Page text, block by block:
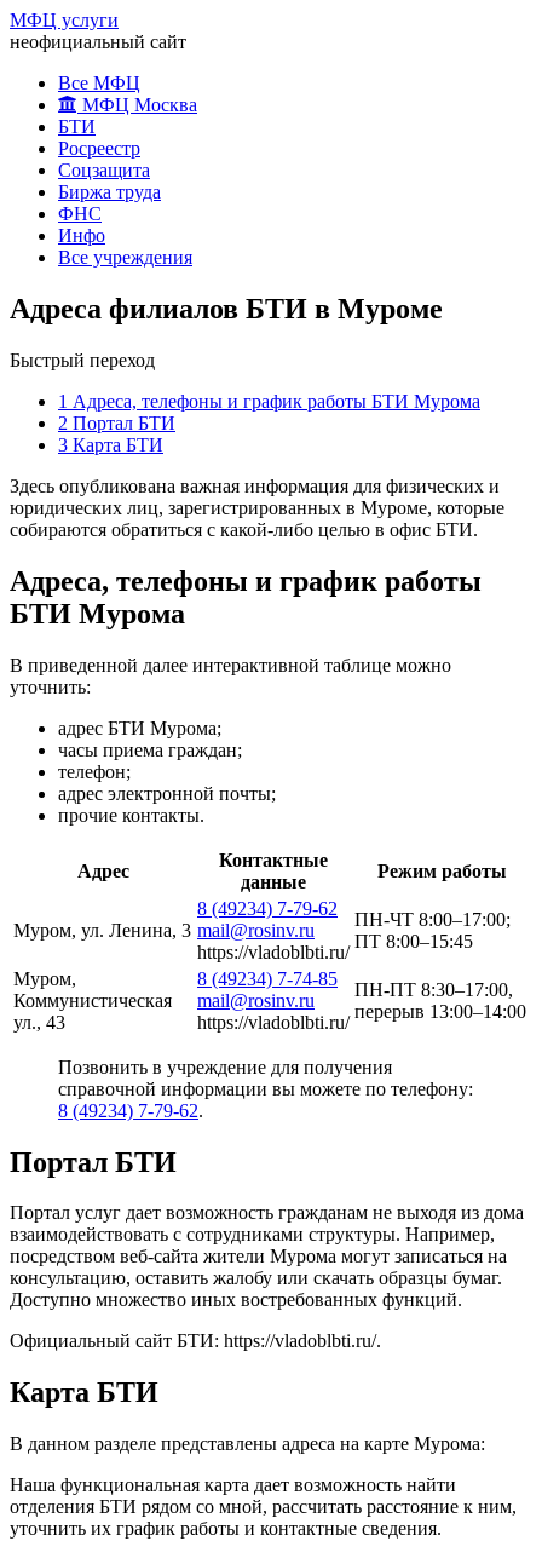
МФЦ услуги
неофициальный сайт
Все МФЦ
МФЦ Москва
БТИ
Росреестр
Соцзащита
Биржа труда
ФНС
Инфо
Все учреждения
Адреса филиалов БТИ в Муроме
Быстрый переход
1 Адреса, телефоны и график работы БТИ Мурома
2 Портал БТИ
3 Карта БТИ
Здесь опубликована важная информация для физических и
юридических лиц, зарегистрированных в Муроме, которые
собираются обратиться с какой-либо целью в офис БТИ.
Адреса, телефоны и график работы
БТИ Мурома
В приведенной далее интерактивной таблице можно
уточнить:
адрес БТИ Мурома;
часы приема граждан;
телефон;
адрес электронной почты;
прочие контакты.
Адрес
Контактные
данные
Режим работы
Муром, ул. Ленина, 3
8 (49234) 7-79-62
mail@rosinv.ru
https://vladoblbti.ru/
ПН-ЧТ 8:00–17:00;
ПТ 8:00–15:45
Муром,
Коммунистическая
ул., 43
8 (49234) 7-74-85
mail@rosinv.ru
https://vladoblbti.ru/
ПН-ПТ 8:30–17:00,
перерыв 13:00–14:00
Позвонить в учреждение для получения
справочной информации вы можете по телефону:
8 (49234) 7-79-62.
Портал БТИ
Портал услуг дает возможность гражданам не выходя из дома
взаимодействовать с сотрудниками структуры. Например,
посредством веб-сайта жители Мурома могут записаться на
консультацию, оставить жалобу или скачать образцы бумаг.
Доступно множество иных востребованных функций.
Официальный сайт БТИ: https://vladoblbti.ru/.
Карта БТИ
В данном разделе представлены адреса на карте Мурома:
Наша функциональная карта дает возможность найти
отделения БТИ рядом со мной, рассчитать расстояние к ним,
уточнить их график работы и контактные сведения.